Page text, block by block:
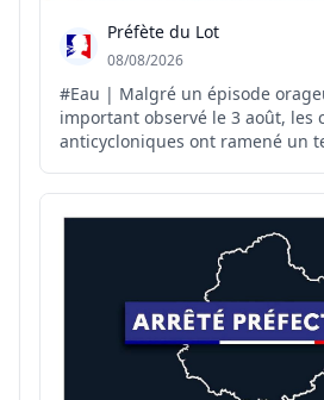
Préfète du Lot
08/08/2026
#Eau | Malgré un épisode
important observé le 3 août, les
anticycloniques ont ramené un
de précipitations pour les
de faibles précipitations